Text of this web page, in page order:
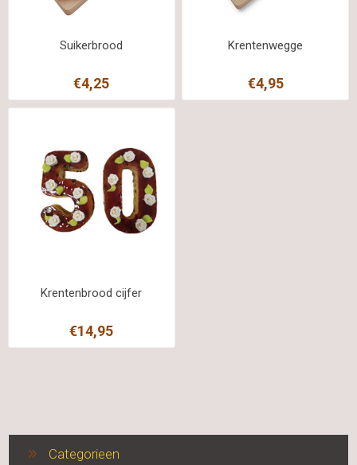
Suikerbrood
€4,25
Krentenwegge
€4,95
Krentenbrood cijfer
€14,95
Categorieen